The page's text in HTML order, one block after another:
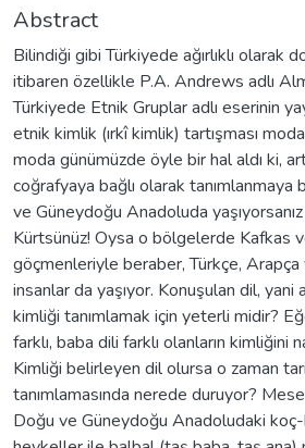
Abstract
Bilindiği gibi Türkiyede ağırlıklı olarak
itibaren özellikle P.A. Andrews adlı
Türkiyede Etnik Gruplar adlı eserinin
etnik kimlik (ırkî kimlik) tartışması
moda günümüzde öyle bir hal aldı ki,
coğrafyaya bağlı olarak tanımlanmaya
ve Güneydoğu Anadoluda yaşıyorsanız
Kürtsünüz! Oysa o bölgelerde Kafkas
göçmenleriyle beraber, Türkçe, Arapça
insanlar da yaşıyor. Konuşulan dil,
kimliği tanımlamak için yeterli midir?
farklı, baba dili farklı olanların kimliğini
Kimliği belirleyen dil olursa o zaman
tanımlamasında nerede duruyor?
Doğu ve Güneydoğu Anadoludaki koç-